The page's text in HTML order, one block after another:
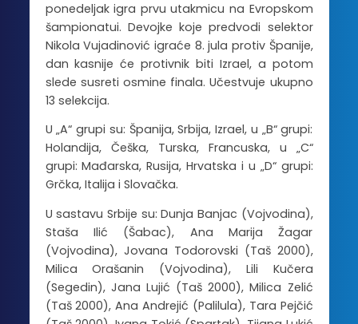
ponedeljak igra prvu utakmicu na Evropskom
šampionatui. Devojke koje predvodi selektor
Nikola Vujadinović igraće 8. jula protiv Španije,
dan kasnije će protivnik biti Izrael, a potom
slede susreti osmine finala. Učestvuje ukupno
13 selekcija.
U „A“ grupi su: Španija, Srbija, Izrael, u „B“ grupi:
Holandija, Češka, Turska, Francuska, u „C“
grupi: Mađarska, Rusija, Hrvatska i u „D“ grupi:
Grčka, Italija i Slovačka.
U sastavu Srbije su: Dunja Banjac (Vojvodina),
Staša Ilić (Šabac), Ana Marija Žagar
(Vojvodina), Jovana Todorovski (Taš 2000),
Milica Orašanin (Vojvodina), Lili Kučera
(Segedin), Jana Lujić (Taš 2000), Milica Zelić
(Taš 2000), Ana Andrejić (Palilula), Tara Pejčić